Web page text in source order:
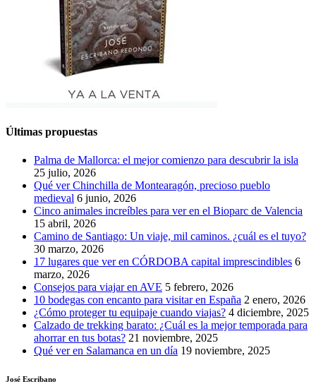
Últimas propuestas
Palma de Mallorca: el mejor comienzo para descubrir la isla
25 julio, 2026
Qué ver Chinchilla de Montearagón, precioso pueblo
medieval 6 junio, 2026
Cinco animales increíbles para ver en el Bioparc de Valencia
15 abril, 2026
Camino de Santiago: Un viaje, mil caminos. ¿cuál es el tuyo?
30 marzo, 2026
17 lugares que ver en CÓRDOBA capital imprescindibles 6
marzo, 2026
Consejos para viajar en AVE 5 febrero, 2026
10 bodegas con encanto para visitar en España 2 enero, 2026
¿Cómo proteger tu equipaje cuando viajas? 4 diciembre, 2025
Calzado de trekking barato: ¿Cuál es la mejor temporada para
ahorrar en tus botas? 21 noviembre, 2025
Qué ver en Salamanca en un día 19 noviembre, 2025
José Escribano